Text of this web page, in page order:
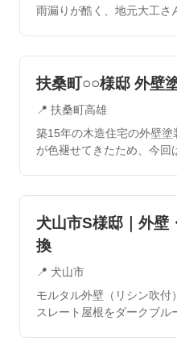
雨漏りが酷く、地元大工さ
扶桑町○○様邸 外壁
📍 扶桑町高雄
築15年の木造住宅の外壁
が色褪せてきたため、今回
犬山市S様邸｜外壁
換
📍 犬山市
モルタル外壁（リシン吹付
スレート屋根をダークブル